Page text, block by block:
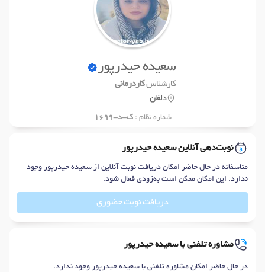
سعیده حیدرپور
کارشناسکاردرمانی
دلفان
شماره نظام :ک-د-1699
نوبت‌دهی آنلاین سعیده حیدرپور
متاسفانه در حال حاضر امکان دریافت نوبت آنلاین از سعیده حیدرپور وجود
ندارد. این امکان ممکن است به‌زودی فعال شود.
دریافت نوبت حضوری
مشاوره تلفنی با سعیده حیدرپور
در حال حاضر امکان مشاوره تلفنی با سعیده حیدرپور وجود ندارد.